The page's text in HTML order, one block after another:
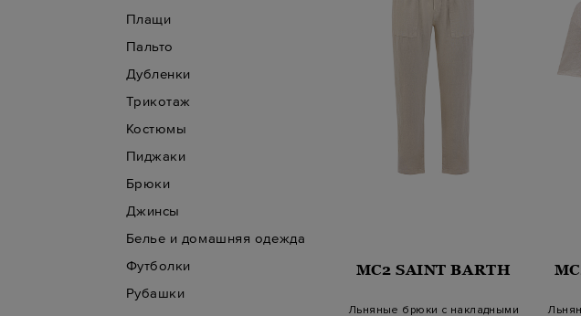
Плащи
Пальто
Дубленки
Трикотаж
Костюмы
Пиджаки
Брюки
Джинсы
Белье и домашняя одежда
Футболки
Рубашки
MC2 SAINT BARTH
Льняные брюки с накладными